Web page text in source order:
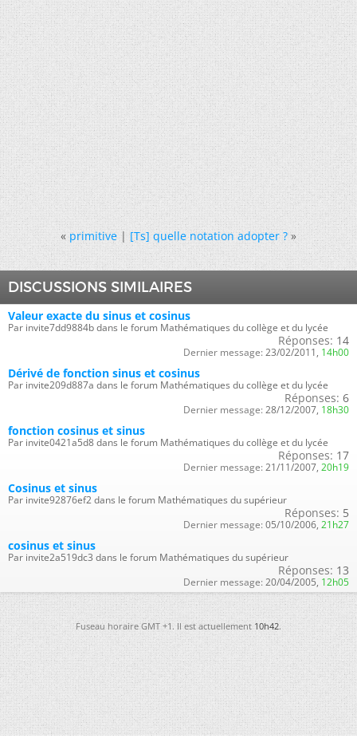
« primitive|[Ts] quelle notation adopter ? »
DISCUSSIONS SIMILAIRES
Valeur exacte du sinus et cosinus
Par invite7dd9884b dans le forum Mathématiques du collège et du lycée
Réponses: 14
Dernier message: 23/02/2011, 14h00
Dérivé de fonction sinus et cosinus
Par invite209d887a dans le forum Mathématiques du collège et du lycée
Réponses: 6
Dernier message: 28/12/2007, 18h30
fonction cosinus et sinus
Par invite0421a5d8 dans le forum Mathématiques du collège et du lycée
Réponses: 17
Dernier message: 21/11/2007, 20h19
Cosinus et sinus
Par invite92876ef2 dans le forum Mathématiques du supérieur
Réponses: 5
Dernier message: 05/10/2006, 21h27
cosinus et sinus
Par invite2a519dc3 dans le forum Mathématiques du supérieur
Réponses: 13
Dernier message: 20/04/2005, 12h05
Fuseau horaire GMT +1. Il est actuellement10h42.